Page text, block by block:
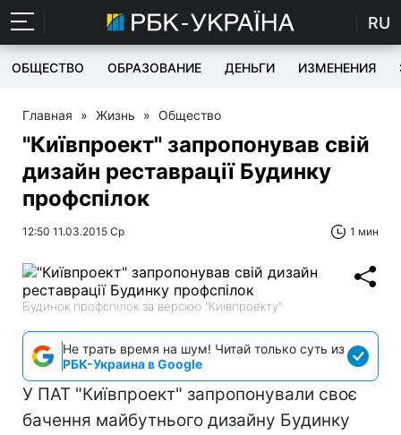
RU
ОБЩЕСТВО ОБРАЗОВАНИЕ ДЕНЬГИ ИЗМЕНЕНИЯ
Главная » Жизнь » Общество
"Київпроект" запропонував свій
дизайн реставрації Будинку
профспілок
12:50 11.03.2015 Ср 1 мин
Будинок профспілок за версією "Київпроекту"
Не трать время на шум! Читай только суть из
РБК-Украина в Google
У ПАТ "Київпроект" запропонували своє
бачення майбутнього дизайну Будинку